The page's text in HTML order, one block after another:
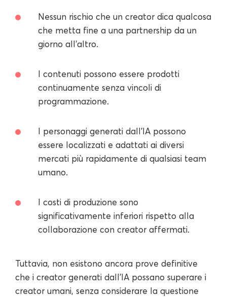
Nessun rischio che un creator dica qualcosa
che metta fine a una partnership da un
giorno all'altro.
I contenuti possono essere prodotti
continuamente senza vincoli di
programmazione.
I personaggi generati dall'IA possono
essere localizzati e adattati ai diversi
mercati più rapidamente di qualsiasi team
umano.
I costi di produzione sono
significativamente inferiori rispetto alla
collaborazione con creator affermati.
Tuttavia, non esistono ancora prove definitive
che i creator generati dall'IA possano superare i
creator umani, senza considerare la questione